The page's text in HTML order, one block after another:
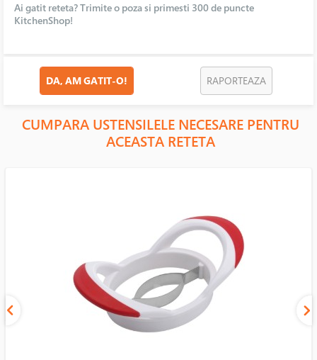
Ai gatit reteta? Trimite o poza si primesti 300 de puncte
KitchenShop!
DA, AM GATIT-O! RAPORTEAZA
CUMPARA USTENSILELE NECESARE PENTRU
ACEASTA RETETA